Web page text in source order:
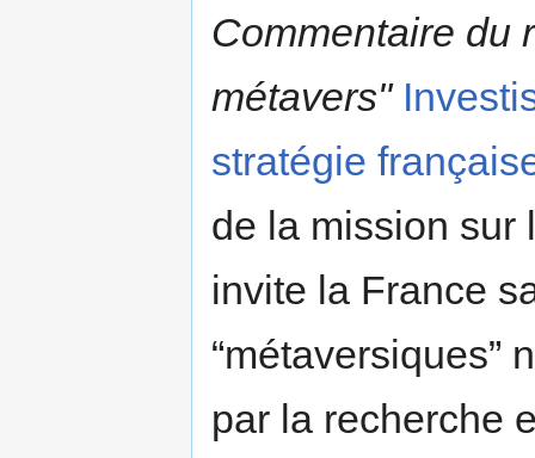
Commentaire du
métavers"
stratégie
de la mission sur
invite la France
“métaversiques”
par la recherche